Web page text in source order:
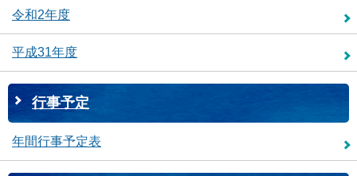
令和2年度
平成31年度
行事予定
年間行事予定表